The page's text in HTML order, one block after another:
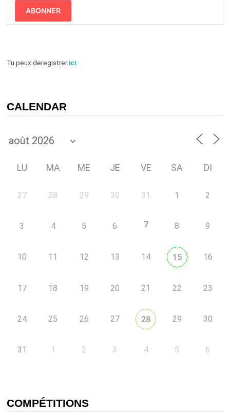
ABONNER
Tu peux deregistrerici.
CALENDAR
LU MA ME JE VE SA DI
27 28 29 30 31 1 2
3 4 5 6 7 8 9
10 11 12 13 14 15 16
17 18 19 20 21 22 23
24 25 26 27 28 29 30
31 1 2 3 4 5 6
COMPÉTITIONS